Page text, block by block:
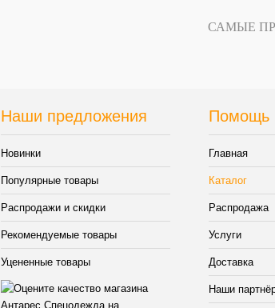
В избранное
САМЫЕ
Наши предложения
Новинки
Популярные товары
Распродажи и скидки
Рекомендуемые товары
Уцененные товары
Помощь
Главная
Каталог
Распродажа
Услуги
Доставка
Наши